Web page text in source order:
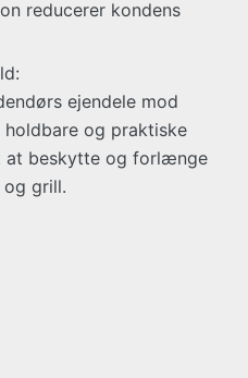
reducerer kondens
ejendele mod
og praktiske
at beskytte og forlænge
og grill.